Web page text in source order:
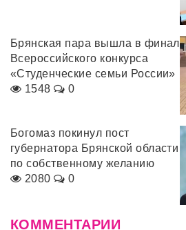
Брянская пара вышла в финал
Всероссийского конкурса
«Студенческие семьи России»
1548
0
Богомаз покинул пост
губернатора Брянской области
по собственному желанию
2080
0
КОММЕНТАРИИ